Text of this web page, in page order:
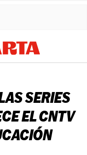
SERIES
EL CNTV